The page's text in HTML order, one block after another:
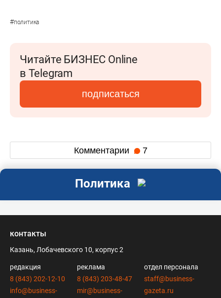
#политика
Читайте БИЗНЕС Online
в Telegram
подписаться
Комментарии 7
Политика
контакты
Казань, Лобачевского 10, корпус 2
редакция
8 (843) 202-12-10
info@business-
реклама
8 (843) 203-48-47
mir@business-
отдел персонала
staff@business-
gazeta.ru